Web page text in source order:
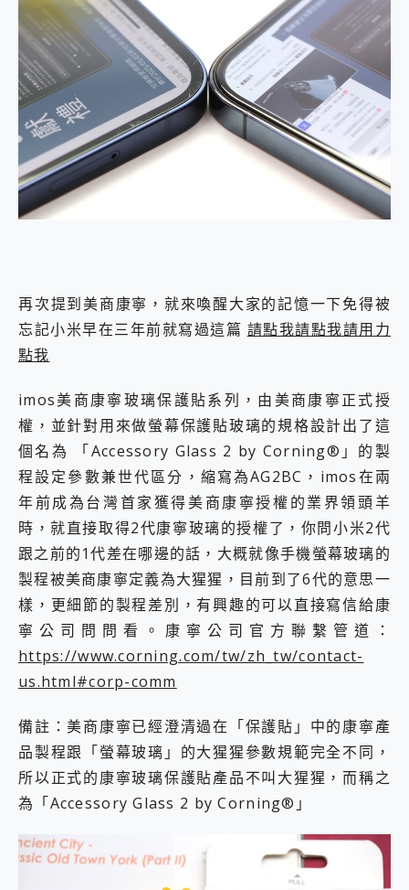
再次提到美商康寧，就來喚醒大家的記憶一下免得被
忘記小米早在三年前就寫過這篇 請點我請點我請用力
點我
imos美商康寧玻璃保護貼系列，由美商康寧正式授
權，並針對用來做螢幕保護貼玻璃的規格設計出了這
個名為 「Accessory Glass 2 by Corning®」的製
程設定參數兼世代區分，縮寫為AG2BC，imos在兩
年前成為台灣首家獲得美商康寧授權的業界領頭羊
時，就直接取得2代康寧玻璃的授權了，你問小米2代
跟之前的1代差在哪邊的話，大概就像手機螢幕玻璃的
製程被美商康寧定義為大猩猩，目前到了6代的意思一
樣，更細節的製程差別，有興趣的可以直接寫信給康
寧公司問問看。康寧公司官方聯繫管道：
https://www.corning.com/tw/zh_tw/contact-
us.html#corp-comm
備註：美商康寧已經澄清過在「保護貼」中的康寧產
品製程跟「螢幕玻璃」的大猩猩參數規範完全不同，
所以正式的康寧玻璃保護貼產品不叫大猩猩，而稱之
為「Accessory Glass 2 by Corning®」